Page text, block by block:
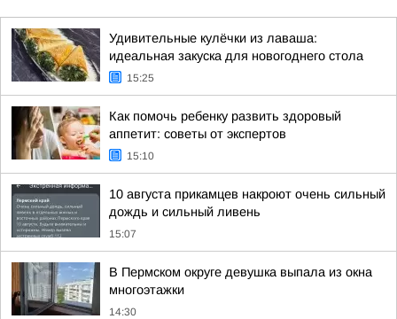
Удивительные кулёчки из лаваша:
идеальная закуска для новогоднего стола
15:25
Как помочь ребенку развить здоровый
аппетит: советы от экспертов
15:10
10 августа прикамцев накроют очень сильный
дождь и сильный ливень
15:07
В Пермском округе девушка выпала из окна
многоэтажки
14:30